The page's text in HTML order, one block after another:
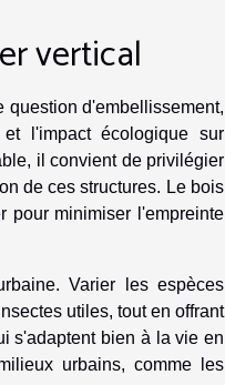
vertical
question d'embellissement,
l'impact écologique sur
il convient de privilégier
de ces structures. Le bois
pour minimiser l'empreinte
Varier les espèces
utiles, tout en offrant
s'adaptent bien à la vie en
urbains, comme les